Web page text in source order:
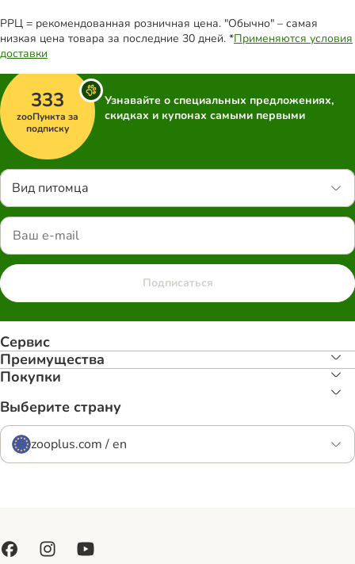
РРЦ = рекомендованная розничная цена. "Обычно" – самая
низкая цена товара за последние 30 дней. *Применяются условия
доставки
333
zooПункта за
подписку
Узнавайте о специальных предложениях,
скидках и купонах самыми первыми
Вид питомца
Подписаться
Сервис
Преимуществa
Покупки
Выберите страну
zooplus.com / en